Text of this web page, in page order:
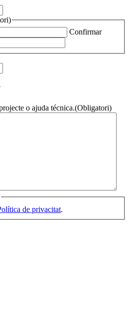
Confirmar
o ajuda técnica.(Obligatori)
de privacitat.